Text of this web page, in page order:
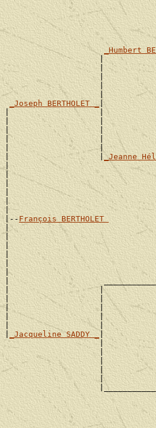
_Humbert
|
|
|
|
_Joseph BERTHOLET _|
|
|
|
|                   |
|                   |
|                   |_Jeanne
|
|
|
|
|
|
|-- François BERTHOLET
|
|
|
|
|
|
|
|                   |
|                   |
|                   |
|                   |
|                   |
|
_Jacqueline SADDY _|
|
|
|
|
|